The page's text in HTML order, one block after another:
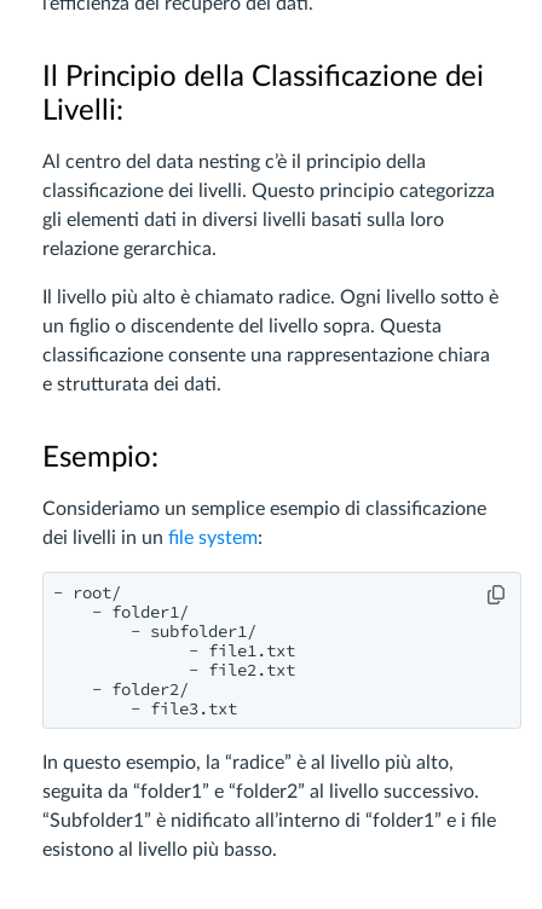
Il Principio della Classificazione dei
Livelli:
Al centro del data nesting c’è il principio della
classificazione dei livelli. Questo principio categorizza
gli elementi dati in diversi livelli basati sulla loro
relazione gerarchica.
Il livello più alto è chiamato radice. Ogni livello sotto è
un figlio o discendente del livello sopra. Questa
classificazione consente una rappresentazione chiara
e strutturata dei dati.
Esempio:
Consideriamo un semplice esempio di classificazione
dei livelli in un file system:
- root/
    - folder1/
        - subfolder1/
              - file1.txt
              - file2.txt
    - folder2/
In questo esempio, la “radice” è al livello più alto,
seguita da “folder1” e “folder2” al livello successivo.
“Subfolder1” è nidificato all’interno di “folder1” e i file
esistono al livello più basso.